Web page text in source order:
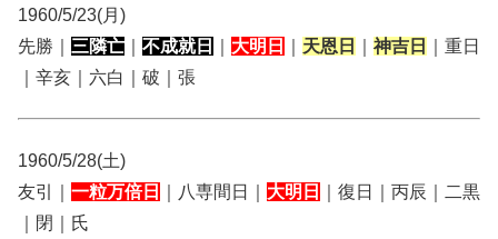
1960/5/23(月)
先勝｜ 三隣亡 不成就日 大明日 天恩日 神吉日
｜重日
｜辛亥｜六白｜破｜張
1960/5/28(土)
友引｜ 一粒万倍日 ｜八専間日｜ 大明日
｜復日｜丙辰｜二黒
｜閉｜氏